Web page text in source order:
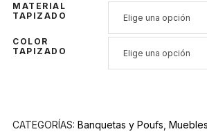
MATERIAL
TAPIZADO
COLOR
TAPIZADO
CATEGORÍAS: Banquetas y Poufs Muebles